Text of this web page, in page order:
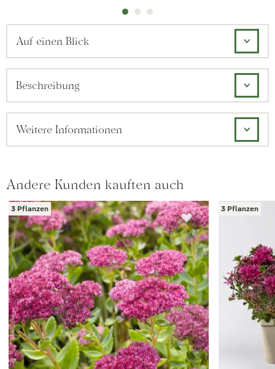
Auf einen Blick
Beschreibung
Weitere Informationen
Andere Kunden kauften auch
3 Pflanzen 3 Pflanzen